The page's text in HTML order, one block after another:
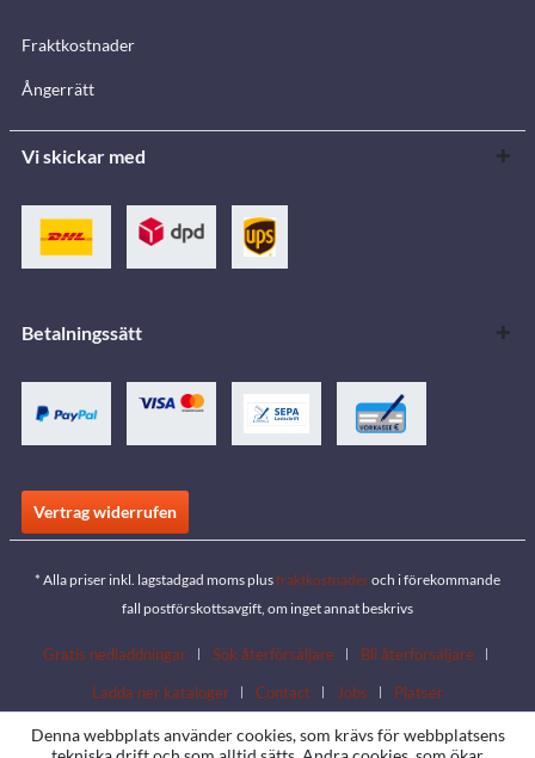
Fraktkostnader
Ångerrätt
Vi skickar med
Betalningssätt
Vertrag widerrufen
* Alla priser inkl. lagstadgad moms plusfraktkostnaderoch i förekommande
fall postförskottsavgift, om inget annat beskrivs
Gratis nedladdningar Sök återförsäljare
Bli återförsäljare
Ladda ner kataloger
Contact Jobs Platser
Denna webbplats använder cookies, som krävs för webbplatsens